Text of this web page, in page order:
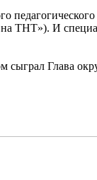
ТНТ»). И
Глава